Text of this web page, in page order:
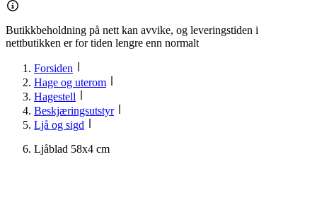
Butikkbeholdning på nett kan avvike, og leveringstiden i
nettbutikken er for tiden lengre enn normalt
Forsiden
Hage og uterom
Hagestell
Beskjæringsutstyr
Ljå og sigd
Ljåblad 58x4 cm